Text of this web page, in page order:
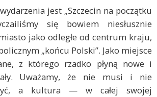
jest „Szczecin na początku
się bowiem niesłusznie
jako odległe od centrum kraju,
„końcu Polski”. Jako miejsce
z którego rzadko płyną nowe i
Uważamy, że nie musi i nie
a kultura — w całej swojej